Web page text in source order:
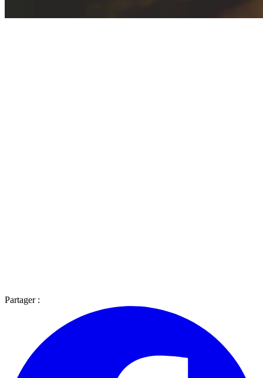
Partager :